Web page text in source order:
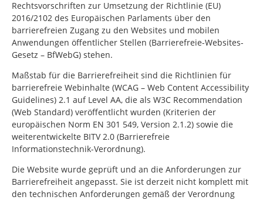
Rechtsvorschriften zur Umsetzung der Richtlinie (EU)
2016/2102 des Europäischen Parlaments über den
barrierefreien Zugang zu den Websites und mobilen
Anwendungen öffentlicher Stellen (Barrierefreie-Websites-
Gesetz – BfWebG) stehen.
Maßstab für die Barrierefreiheit sind die Richtlinien für
barrierefreie Webinhalte (WCAG – Web Content Accessibility
Guidelines) 2.1 auf Level AA, die als W3C Recommendation
(Web Standard) veröffentlicht wurden (Kriterien der
europäischen Norm EN 301 549, Version 2.1.2) sowie die
weiterentwickelte BITV 2.0 (Barrierefreie
Informationstechnik-Verordnung).
Die Website wurde geprüft und an die Anforderungen zur
Barrierefreiheit angepasst. Sie ist derzeit nicht komplett mit
den technischen Anforderungen gemäß der Verordnung